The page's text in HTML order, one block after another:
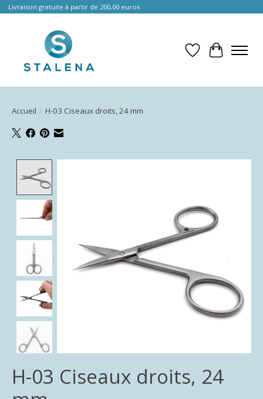
Livraison gratuite à partir de 200,00 euros
Liste dePanier
Accueil / H-03 Ciseaux droits, 24 mm
H-03 Ciseaux droits, 24